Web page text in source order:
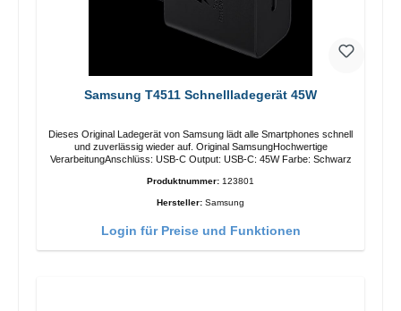
Samsung T4511 Schnellladegerät 45W
Dieses Original Ladegerät von Samsung lädt alle Smartphones schnell
und zuverlässig wieder auf. Original SamsungHochwertige
VerarbeitungAnschlüss: USB-C Output: USB-C: 45W Farbe: Schwarz
Produktnummer: 123801
Hersteller: Samsung
Login für Preise und Funktionen